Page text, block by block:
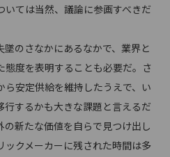
ては当然、議論に参画すべきだ
のさなかにあるなかで、業界と
態度を表明することも必要だ。さ
ら安定供給を維持したうえで、い
するかも大きな課題と言えるだ
新たな価値を自らで見つけ出し
クメーカーに残された時間は多